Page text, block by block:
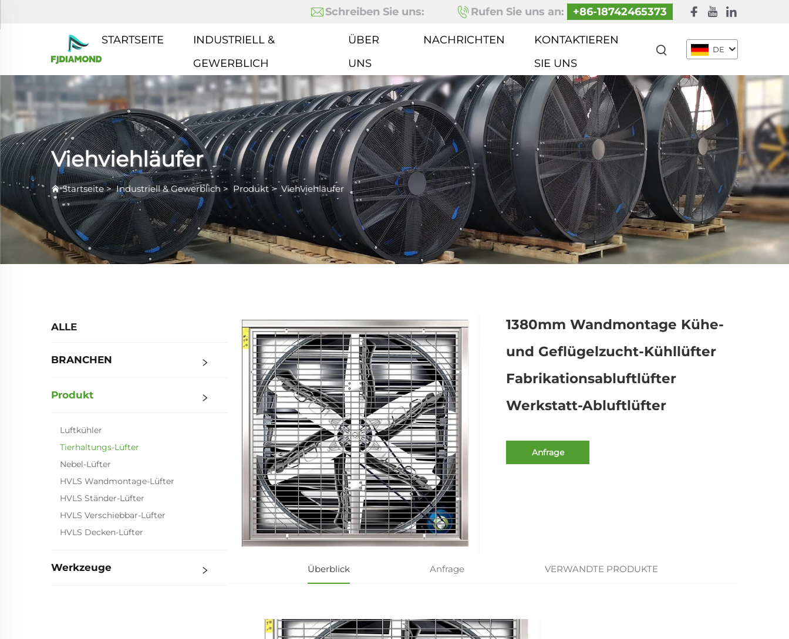
Schreiben Sie uns: Rufen Sie uns an: +86-18742465373
STARTSEITE
INDUSTRIELL &
GEWERBLICH
ÜBER
UNS
NACHRICHTEN
KONTAKTIEREN
SIE UNS
DE
Viehviehläufer
Startseite>Industriell & Gewerblich > Produkt> Viehviehläufer
ALLE
BRANCHEN
Produkt
Luftkühler
Tierhaltungs-Lüfter
Nebel-Lüfter
HVLS Wandmontage-Lüfter
HVLS Ständer-Lüfter
HVLS Verschiebbar-Lüfter
HVLS Decken-Lüfter
Werkzeuge
1380mm Wandmontage Kühe-
und Geflügelzucht-Kühllüfter
Fabrikationsabluftlüfter
Werkstatt-Abluftlüfter
Anfrage
Überblick Anfrage VERWANDTE PRODUKTE